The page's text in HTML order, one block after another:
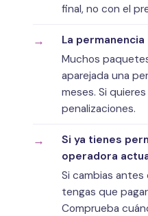
final, no con el
La permanencia
Muchos
aparejada una
meses. Si
penalizaciones.
Si ya tienes
operadora
Si cambias
tengas que
Comprueba